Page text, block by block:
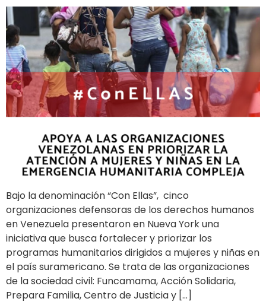
Bajo la denominación “Con Ellas”, cinco
organizaciones defensoras de los derechos humanos
en Venezuela presentaron en Nueva York una
iniciativa que busca fortalecer y priorizar los
programas humanitarios dirigidos a mujeres y niñas en
el país suramericano. Se trata de las organizaciones
de la sociedad civil: Funcamama, Acción Solidaria,
Prepara Familia, Centro de Justicia y […]